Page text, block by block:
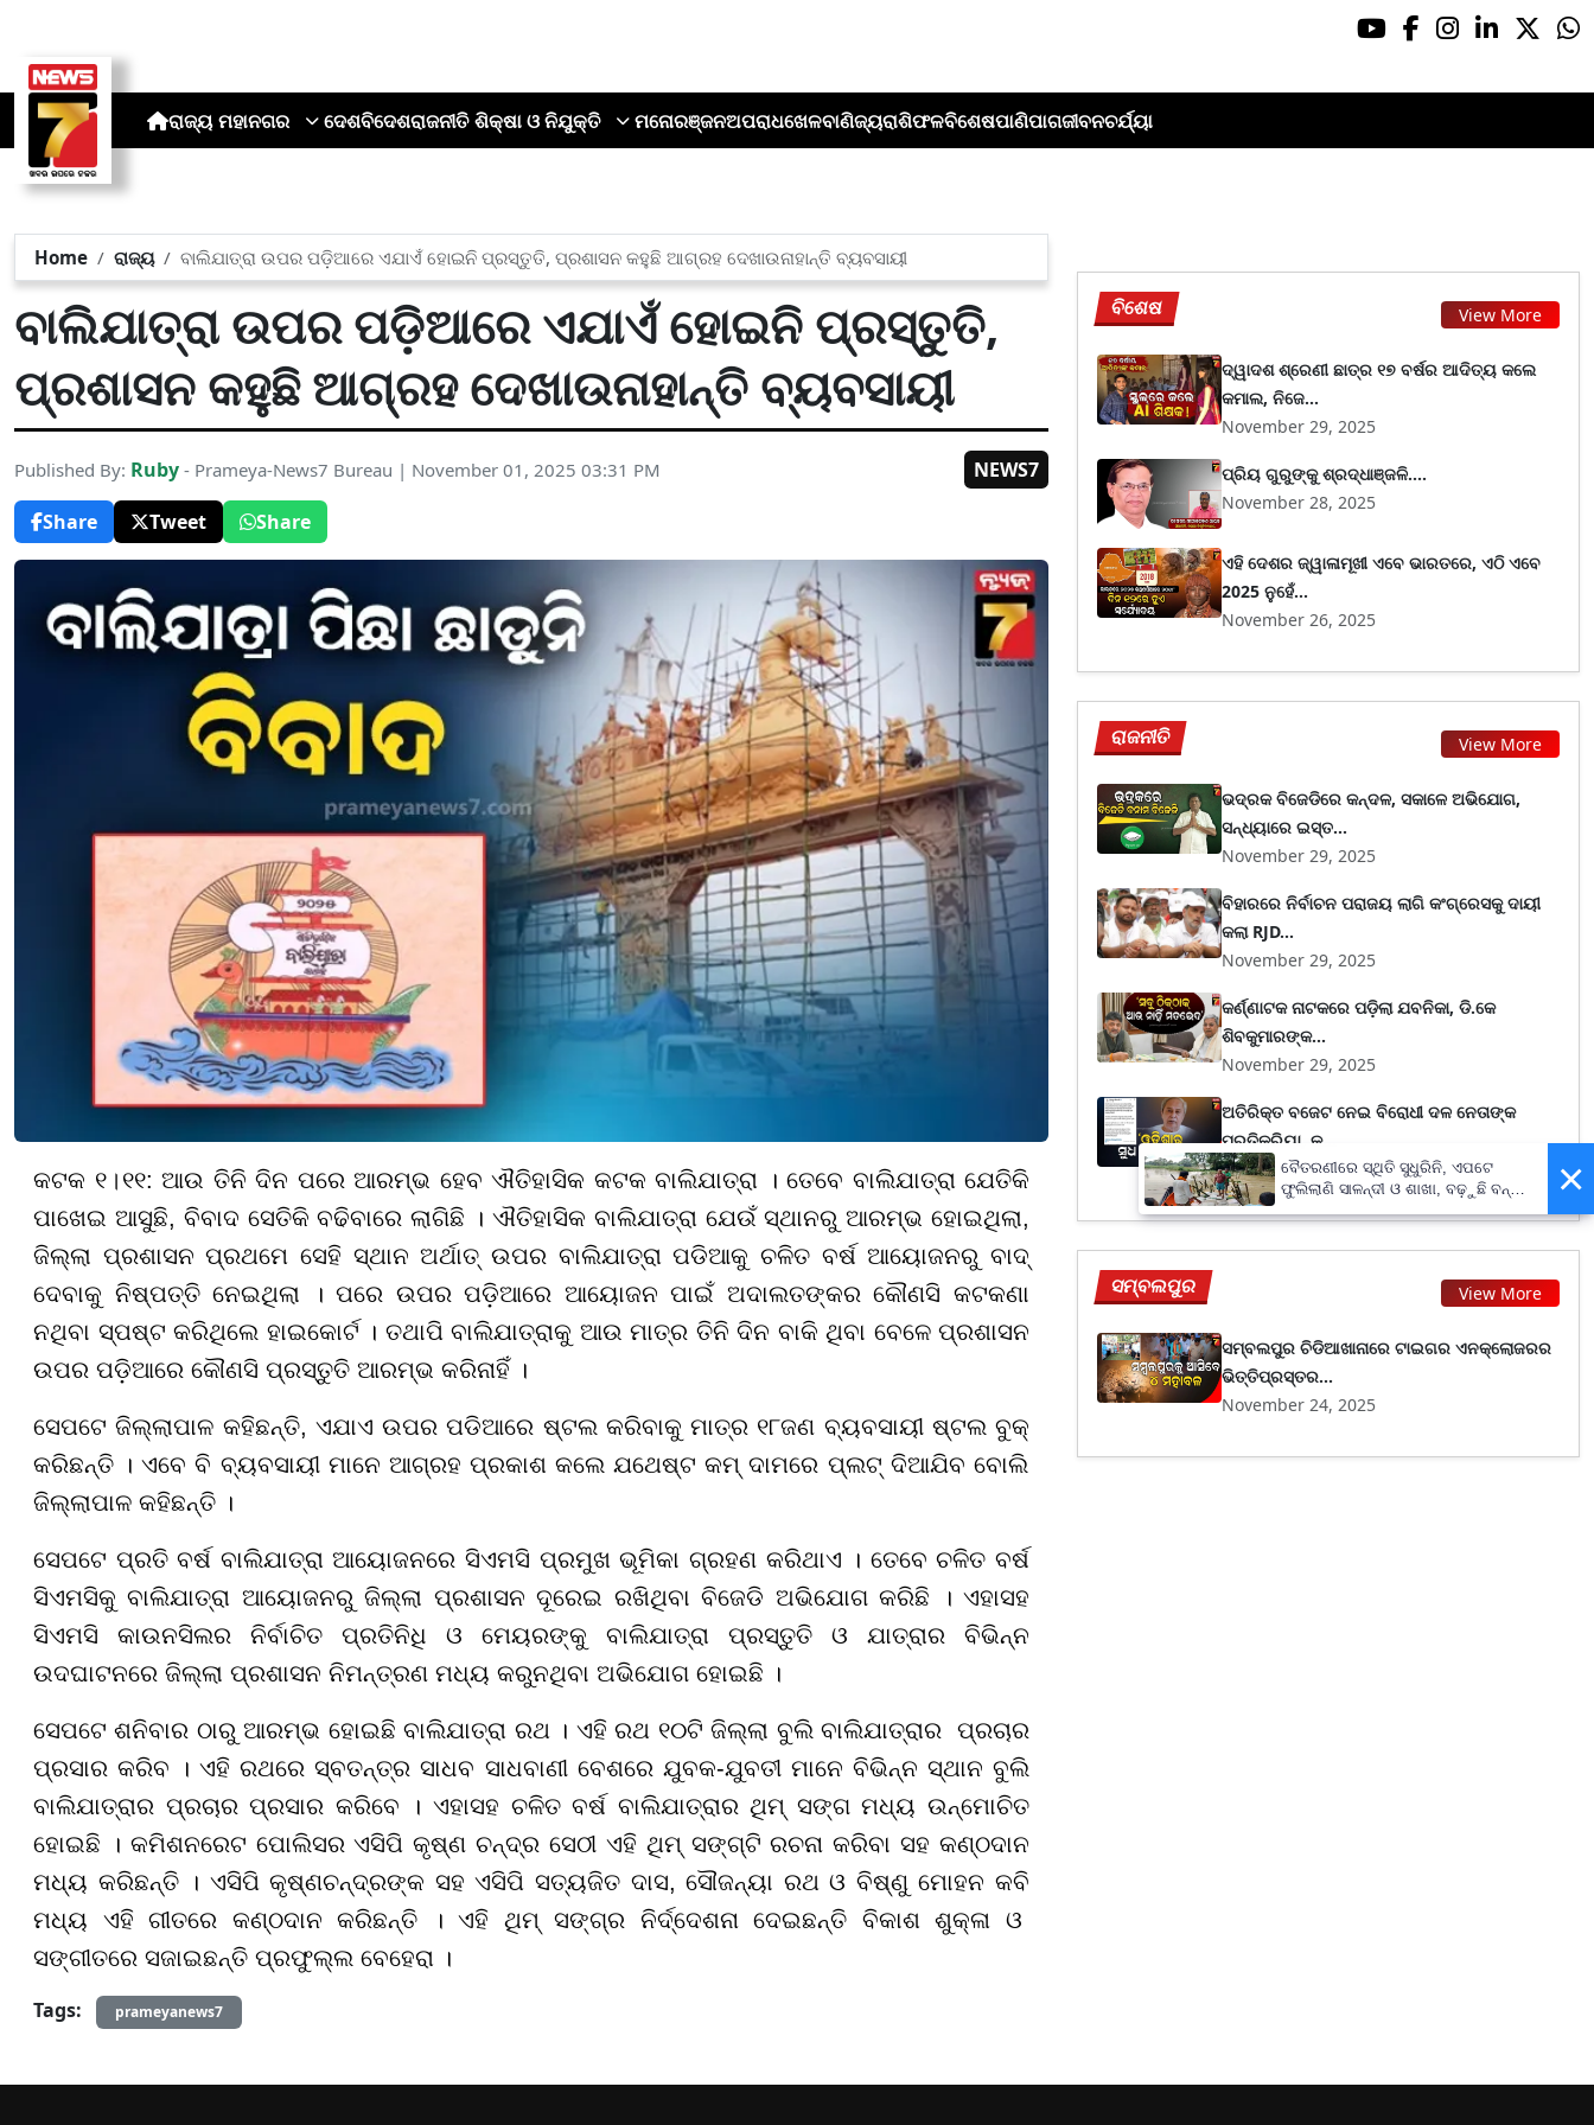
ରାଜ୍ୟ ମହାନଗର ଦେଶବିଦେଶରାଜନୀତି ଶିକ୍ଷା ଓ ନିଯୁକ୍ତି ମନୋରଞ୍ଜନଅପରାଧଖେଳବାଣିଜ୍ୟରାଶିଫଳବିଶେଷପାଣିପାଗଜୀବନଚର୍ଯ୍ୟା
Home ରାଜ୍ୟ ବାଲିଯାତ୍ରା ଉପର ପଡ଼ିଆରେ ଏଯାଏଁ ହୋଇନି ପ୍ରସ୍ତୁତି, ପ୍ରଶାସନ କହୁଛି ଆଗ୍ରହ ଦେଖାଉନାହାନ୍ତି ବ୍ୟବସାୟୀ
ବାଲିଯାତ୍ରା ଉପର ପଡ଼ିଆରେ ଏଯାଏଁ ହୋଇନି ପ୍ରସ୍ତୁତି,
ପ୍ରଶାସନ କହୁଛି ଆଗ୍ରହ ଦେଖାଉନାହାନ୍ତି ବ୍ୟବସାୟୀ
Published By: Ruby - Prameya-News7 Bureau | November 01, 2025 03:31 PM
NEWS7
Share
Tweet Share
କଟକ ୧। ୧୧: ଆଉ ତିନି ଦିନ ପରେ ଆରମ୍ଭ ହେବ ଐତିହାସିକ କଟକ ବାଲିଯାତ୍ରା । ତେବେ ବାଲିଯାତ୍ରା ଯେତିକି
ପାଖେଇ ଆସୁଛି, ବିବାଦ ସେତିକିବଢିବାରେ ଲାଗିଛି । ଐତିହାସିକ ବାଲିଯାତ୍ରା ଯେଉଁ ସ୍ଥାନରୁ ଆରମ୍ଭ ହୋଇଥିଲା,
ଜିଲ୍ଲା ପ୍ରଶାସନ ପ୍ରଥମେ ସେହି ସ୍ଥାନ ଅର୍ଥାତ୍ ଉପର ବାଲିଯାତ୍ରା ପଡିଆକୁ ଚଳିତ ବର୍ଷ ଆୟୋଜନରୁ ବାଦ୍
ଦେବାକୁ ନିଷ୍ପତ୍ତି ନେଇଥିଲା । ପରେ ଉପର ପଡ଼ିଆରେ ଆୟୋଜନ ପାଇଁ ଅଦାଲତଙ୍କରକୌଣସି କଟକଣା
ନଥିବା ସ୍ପଷ୍ଟ କରିଥିଲେ ହାଇକୋର୍ଟ । ତଥାପି ବାଲିଯାତ୍ରାକୁ ଆଉ ମାତ୍ର ତିନି ଦିନ ବାକି ଥିବା ବେଳେ ପ୍ରଶାସନ
ଉପର ପଡ଼ିଆରେ କୌଣସି ପ୍ରସ୍ତୁତି ଆରମ୍ଭ କରିନାହିଁ ।
ସେପଟେ ଜିଲ୍ଲାପାଳ କହିଛନ୍ତି, ଏଯାଏ ଉପର ପଡିଆରେ ଷ୍ଟଲ କରିବାକୁ ମାତ୍ର ୧୮ଜଣ ବ୍ୟବସାୟୀ ଷ୍ଟଲ ବୁକ୍
କରିଛନ୍ତି । ଏବେ ବି ବ୍ୟବସାୟୀ ମାନେ ଆଗ୍ରହ ପ୍ରକାଶ କଲେ ଯଥେଷ୍ଟ କମ୍ ଦାମରେ ପ୍ଲଟ୍ ଦିଆଯିବ ବୋଲି
ଜିଲ୍ଲାପାଳ କହିଛନ୍ତି ।
ସେପଟେ ପ୍ରତି ବର୍ଷ ବାଲିଯାତ୍ରା ଆୟୋଜନରେ ସିଏମସି ପ୍ରମୁଖ ଭୂମିକା ଗ୍ରହଣ କରିଥାଏ । ତେବେ ଚଳିତ ବର୍ଷ
ସିଏମସିକୁ ବାଲିଯାତ୍ରା ଆୟୋଜନରୁ ଜିଲ୍ଲା ପ୍ରଶାସନଦୂରେଇ ରଖିଥିବା ବିଜେଡି ଅଭିଯୋଗ କରିଛି । ଏହାସହ
ସିଏମସି କାଉନସିଲର ନିର୍ବାଚିତ ପ୍ରତିନିଧି ଓ ମେୟରଙ୍କୁ ବାଲିଯାତ୍ରା ପ୍ରସ୍ତୁତି ଓ ଯାତ୍ରାର ବିଭିନ୍ନ
ଉଦଘାଟନରେ ଜିଲ୍ଲା ପ୍ରଶାସନ ନିମନ୍ତ୍ରଣ ମଧ୍ୟ କରୁନଥିବା ଅଭିଯୋଗ ହୋଇଛି ।
ସେପଟେଶନିବାର ଠାରୁ ଆରମ୍ଭ ହୋଇଛି ବାଲିଯାତ୍ରା ରଥ । ଏହି ରଥ ୧୦ଟି ଜିଲ୍ଲା ବୁଲି ବାଲିଯାତ୍ରାର ପ୍ରଚାର
ପ୍ରସାର କରିବ । ଏହି ରଥରେ ସ୍ବତନ୍ତ୍ର ସାଧବ ସାଧବାଣୀ ବେଶରେ ଯୁବକ-ଯୁବତୀ ମାନେ ବିଭିନ୍ନ ସ୍ଥାନ ବୁଲି
ବାଲିଯାତ୍ରାର ପ୍ରଚାର ପ୍ରସାର କରିବେ । ଏହାସହ ଚଳିତ ବର୍ଷ ବାଲିଯାତ୍ରାର ଥିମ୍ ସଙ୍ଗ ମଧ୍ୟ ଉନ୍ମୋଚିତ
ହୋଇଛି । କମିଶନରେଟ ପୋଲିସର ଏସିପି କୃଷ୍ଣ ଚନ୍ଦ୍ର ସେଠୀ ଏହି ଥିମ୍ ସଙ୍ଗ୍‌ଟି ରଚନା କରିବା ସହ କଣ୍ଠଦାନ
ମଧ୍ୟ କରିଛନ୍ତି । ଏସିପି କୃଷ୍ଣଚନ୍ଦ୍ରଙ୍କ ସହ ଏସିପି ସତ୍ୟଜିତ ଦାସ,ସୌଜନ୍ୟା ରଥ ଓ ବିଷ୍ଣୁ ମୋହନ କବି
ମଧ୍ୟ ଏହି ଗୀତରେ କଣ୍ଠଦାନ କରିଛନ୍ତି । ଏହି ଥିମ୍ ସଙ୍ଗ୍‌ର ନିର୍ଦ୍ଦେଶନା ଦେଇଛନ୍ତି ବିକାଶ ଶୁକ୍ଳା ଓ
ସଙ୍ଗୀତରେ ସଜାଇଛନ୍ତି ପ୍ରଫୁଲ୍ଲ ବେହେରା ।
Tags:
prameyanews7
ବିଶେଷ View More
ଦ୍ୱାଦଶ ଶ୍ରେଣୀ ଛାତ୍ର ୧୭ ବର୍ଷର ଆଦିତ୍ୟ କଲେ
କମାଲ, ନିଜେ...
November 29, 2025
ପ୍ରିୟ ଗୁରୁଙ୍କୁ ଶ୍ରଦ୍ଧାଞ୍ଜଳି....
November 28, 2025
ଏହି ଦେଶର ଜ୍ୱାଳାମୂଖୀ ଏବେ ଭାରତରେ, ଏଠି ଏବେ
2025 ନୁହେଁ...
November 26, 2025
ରାଜନୀତି View More
ଭଦ୍ରକ ବିଜେଡିରେ କନ୍ଦଳ, ସକାଳେ ଅଭିଯୋଗ,
ସନ୍ଧ୍ୟାରେ ଇସ୍ତ...
November 29, 2025
ବିହାରରେ ନିର୍ବାଚନ ପରାଜୟ ଲାଗି କଂଗ୍ରେସକୁ ଦାୟୀ
କଲା RJD...
November 29, 2025
କର୍ଣ୍ଣାଟକ ନାଟକରେ ପଡ଼ିଲା ଯବନିକା, ଡି.କେ
ଶିବକୁମାରଙ୍କ...
November 29, 2025
ଅତିରିକ୍ତ ବଜେଟ ନେଇ ବିରୋଧୀ ଦଳ ନେତାଙ୍କ
ପ୍ରତିକ୍ରିୟା, କ...
November 29, 2025
ସମ୍ବଲପୁର View More
ସମ୍ବଲପୁର ଚିଡିଆଖାନାରେ ଟାଇଗର ଏନକ୍ଲୋଜରର
ଭିତ୍ତିପ୍ରସ୍ତର...
November 24, 2025
×
ବୈତରଣୀରେ ସ୍ଥିତି ସୁଧୁରିନି, ଏପଟେ
ଫୁଲିଲାଣି ସାଳନ୍ଦୀ ଓ ଶାଖା, ବଢ଼ୁଛି ବନ୍ୟା
ଭୟ